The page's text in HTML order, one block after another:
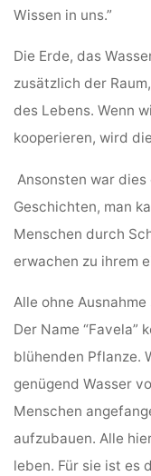
Wissen in uns.”
Die Erde, das
zusätzlich der
des Lebens. Wenn
kooperieren, wird
Ansonsten war dies
Geschichten, man
Menschen durch
erwachen zu ihrem
Alle ohne
Der Name “Favela”
blühenden Pflanze.
genügend Wasser
Menschen
aufzubauen. Alle
leben. Für sie ist es